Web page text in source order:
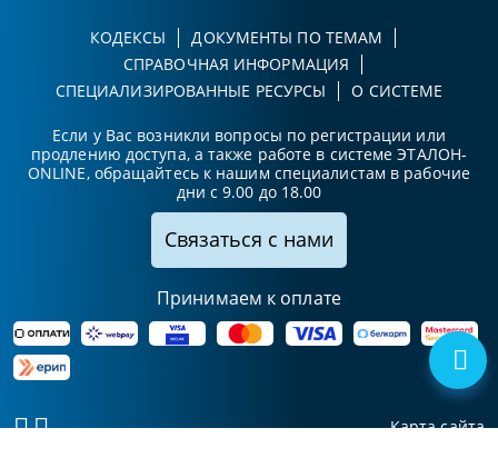
КОДЕКСЫ
ДОКУМЕНТЫ ПО ТЕМАМ
СПРАВОЧНАЯ ИНФОРМАЦИЯ
СПЕЦИАЛИЗИРОВАННЫЕ РЕСУРСЫ
О СИСТЕМЕ
Если у Вас возникли вопросы по регистрации или
продлению доступа, а также работе в системе ЭТАЛОН-
ONLINE, обращайтесь к нашим специалистам в рабочие
дни с 9.00 до 18.00
Связаться с нами
Принимаем к оплате
Карта сайта